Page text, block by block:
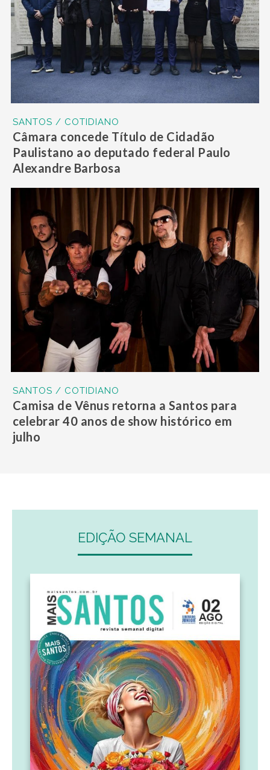
SANTOS / COTIDIANO
Câmara concede Título de Cidadão
Paulistano ao deputado federal Paulo
Alexandre Barbosa
SANTOS / COTIDIANO
Camisa de Vênus retorna a Santos para
celebrar 40 anos de show histórico em
julho
EDIÇÃO SEMANAL